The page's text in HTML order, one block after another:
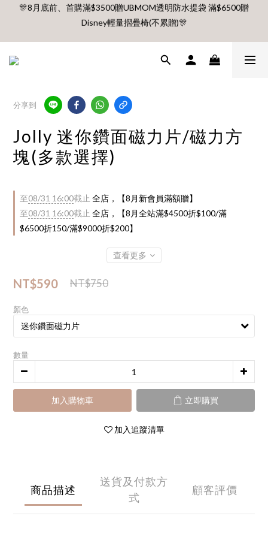
🎊8月底前、首購滿$3500贈UBMOM透明防水提袋 滿$6500贈
Disney輕量摺疊椅(不累贈)🎊
Disney輕量摺疊椅(不累贈)🎊
🎊8月底前、首購滿$3500贈UBMOM透明防水提袋 滿$6500贈
Disney輕量摺疊椅(不累贈)🎊
分享到
Jolly 迷你鑽面磁力片/磁力方
塊(多款選擇)
至08/31 16:00截止 全店，【8月新會員滿額贈】
至08/31 16:00截止 全店，【8月全站滿$4500折$100/滿
$6500折150/滿$9000折$200】
查看更多
NT$590 NT$750
顏色
數量
加入購物車 立即購買
加入追蹤清單
商品描述
送貨及付款方
式
顧客評價